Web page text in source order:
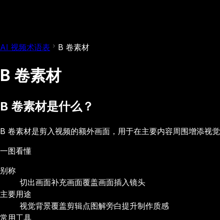
AI 视频术语表 B 卷素材
B 卷素材
B 卷素材是什么？
B 卷素材是剪入视频的额外画面，用于在主要内容周围增添视觉
一图看懂
别称
切出画面补充画面覆盖画面插入镜头
主要用途
视觉背景覆盖剪辑点图解旁白提升制作质感
常用工具